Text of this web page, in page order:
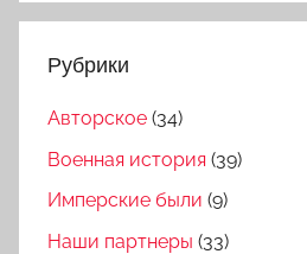
Рубрики
Авторское (34)
Военная история (39)
Имперские были (9)
Наши партнеры (33)